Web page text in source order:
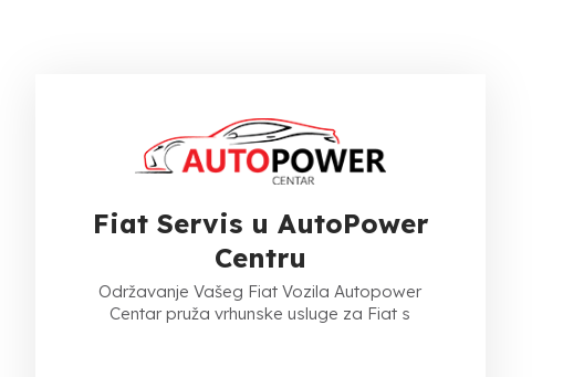
Fiat Servis u AutoPower
Centru
Održavanje Vašeg Fiat Vozila Autopower
Centar pruža vrhunske usluge za Fiat s